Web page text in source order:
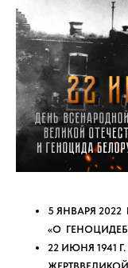
5 ЯНВАРЯ
«О
22 ИЮНЯ 1941